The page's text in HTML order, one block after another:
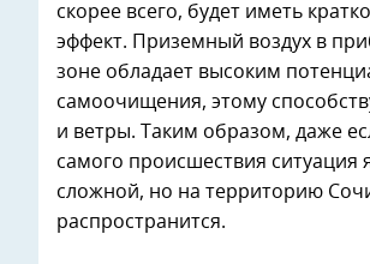
скорее всего, будет иметь
эффект. Приземный воздух в
зоне обладает высоким
самоочищения, этому
и ветры. Таким образом, даже
самого происшествия ситуация
сложной, но на территорию
распространится.